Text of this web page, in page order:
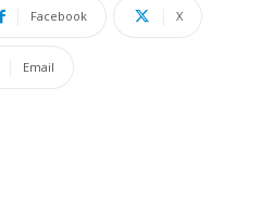
Facebook X
Email